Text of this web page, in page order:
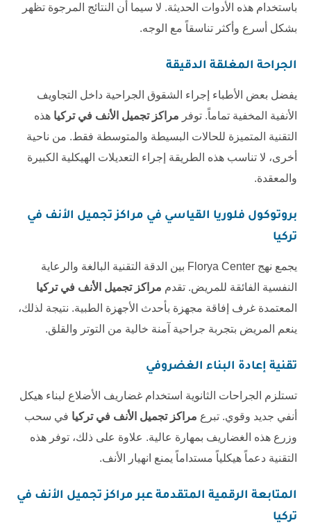
باستخدام هذه الأدوات الحديثة. لا سيما أن النتائج المرجوة تظهر
بشكل أسرع وأكثر تناسقاً مع الوجه.
الجراحة المغلقة الدقيقة
يفضل بعض الأطباء إجراء الشقوق الجراحية داخل التجاويف
الأنفية المخفية تماماً. توفر مراكز تجميل الأنف في تركيا هذه
التقنية المتميزة للحالات البسيطة والمتوسطة فقط. من ناحية
أخرى، لا تناسب هذه الطريقة إجراء التعديلات الهيكلية الكبيرة
والمعقدة.
بروتوكول فلوريا القياسي في مراكز تجميل الأنف في
تركيا
يجمع نهج Florya Center بين الدقة التقنية البالغة والرعاية
النفسية الفائقة للمريض. تقدم مراكز تجميل الأنف في تركيا
المعتمدة غرف إفاقة مجهزة بأحدث الأجهزة الطبية. نتيجة لذلك،
ينعم المريض بتجربة جراحية آمنة خالية من التوتر والقلق.
تقنية إعادة البناء الغضروفي
تستلزم الجراحات الثانوية استخدام غضاريف الأضلاع لبناء هيكل
أنفي جديد وقوي. تبرع مراكز تجميل الأنف في تركيا في سحب
وزرع هذه الغضاريف بمهارة عالية. علاوة على ذلك، توفر هذه
التقنية دعماً هيكلياً مستداماً يمنع انهيار الأنف.
المتابعة الرقمية المتقدمة عبرمراكز تجميل الأنف في
تركيا